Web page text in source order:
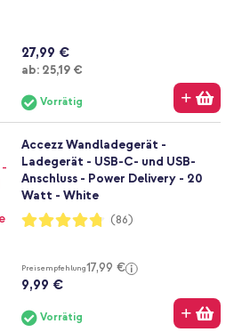
100%
27,99 €
ab: Ab
25,19 €
Vorrätig
Accezz Wandladegerät -
Ladegerät - USB-C- und USB-
Anschluss - Power Delivery - 20
Watt - White
Bewertung:
95%
(86)
Preisempfehlung17,99 €
9,99 €
Vorrätig